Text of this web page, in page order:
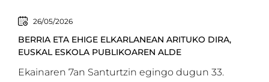
26/05/2026
BERRIA ETA EHIGE ELKARLANEAN ARITUKO DIRA,
EUSKAL ESKOLA PUBLIKOAREN ALDE
Ekainaren 7an Santurtzin egingo dugun 33.